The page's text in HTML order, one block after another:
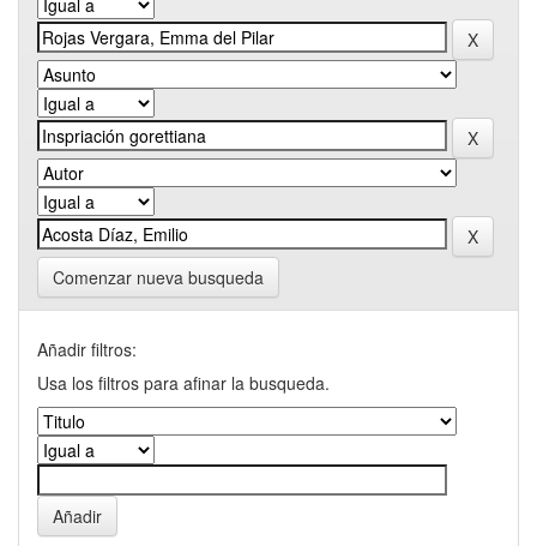
Comenzar nueva busqueda
Añadir filtros:
Usa los filtros para afinar la busqueda.